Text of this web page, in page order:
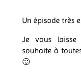
Un épisode très
Je vous
souhaite à
🙂